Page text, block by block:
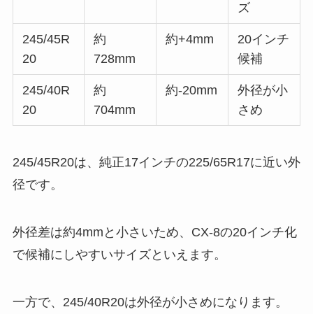
ズ
245/45R
20
約
728mm
約+4mm
20インチ
候補
245/40R
20
約
704mm
約-20mm
外径が小
さめ
245/45R20は、純正17インチの225/65R17に近い外
径です。
外径差は約4mmと小さいため、CX-8の20インチ化
で候補にしやすいサイズといえます。
一方で、245/40R20は外径が小さめになります。